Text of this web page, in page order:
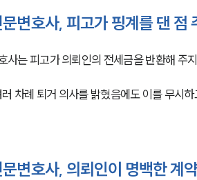
변호사, 피고가 핑계를 댄 점
사는 피고가 의뢰인의 전세금을 반환해 주
차례 퇴거 의사를 밝혔음에도 이를 무시
변호사, 의뢰인이 명백한 계